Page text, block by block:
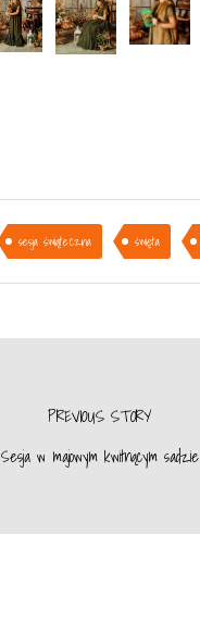
sesja świąteczna święta
PREVIOUS STORY
Sesja w majowym kwitnącym sadzie